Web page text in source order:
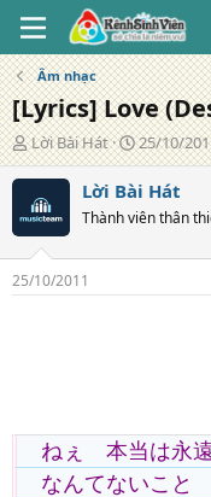
Âm nhạc
[Lyrics] Love
T
á
c
g
i
ả
Lời Bài Hát
N
g
à
y
đ
g
25/10/
Lời Bài Hát
Thành viên thân
25/10/2011
ねぇ 本当は永遠
なんてないこと